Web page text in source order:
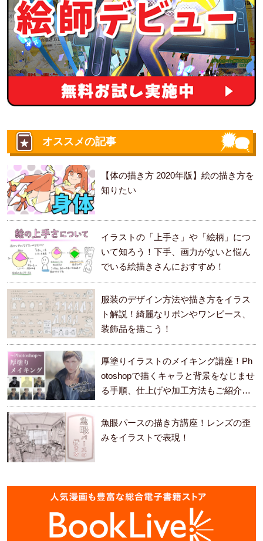
オススメの記事
【体の描き方 2020年版】絵の描き方を
知りたい
イラストの「上手さ」や「絵柄」につ
いて知ろう！下手、画力がないと悩ん
でいる絵描きさんにおすすめ！
服装のデザイン方法や描き方をイラス
ト解説！綺麗なリボンやワンピース、
装飾品を描こう！
厚塗りイラストのメイキング講座！Ph
otoshopで描くキャラと背景をなじませ
る手順、仕上げや加工方法もご紹介し
ます。
魚眼パースの描き方講座！レンズの歪
みをイラストで表現！